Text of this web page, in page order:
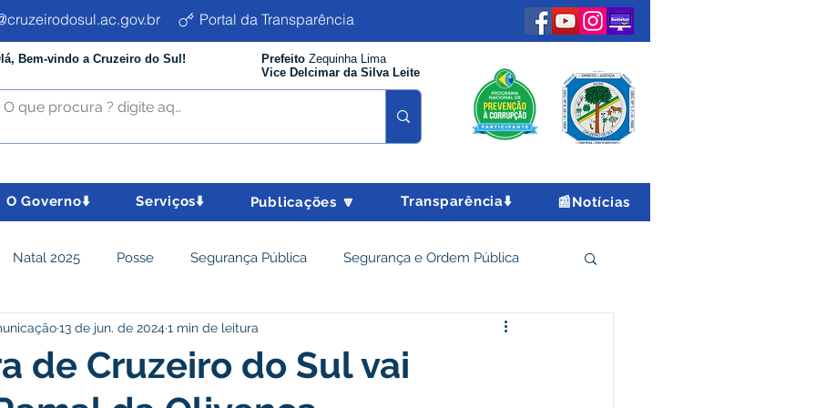
Portal da Transparência
Bem-vindo a Cruzeiro do Sul! Prefeito Zequinha Lima
Vice Delcimar da Silva Leite
O Governo⬇️ Serviços⬇️ Publicações 🔽 Transparência⬇️ 📰Notícias
Natal 2025 Posse Segurança Pública Segurança e Ordem Pública
Social e Cidadania Parcerias Desenvolvimento Econômico e Turismo
e turismo Tributos Departamento de Limpeza
de Cruzeiro do Sul vai
13 de jun. de 20241 min de leitura